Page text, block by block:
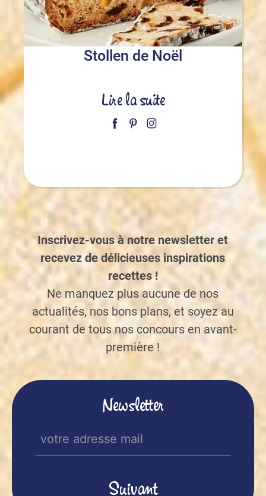
Stollen de Noël
Lire la suite
Inscrivez-vous à notre newsletter et
recevez de délicieuses inspirations
recettes !
Ne manquez plus aucune de nos
actualités, nos bons plans, et soyez au
courant de tous nos concours en avant-
première !
Newsletter
E-
mail